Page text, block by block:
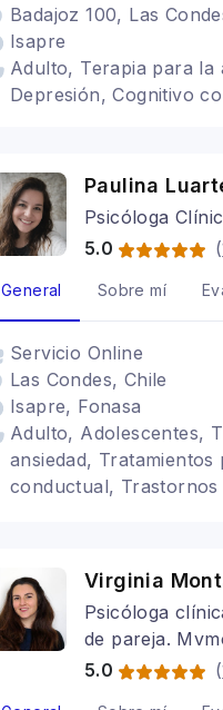
Badajoz 100, Las
Isapre
Adulto, Terapia para la
Depresión, Cognitivo
Paulina
Psicóloga
5.0
(
General Sobre mí
Servicio Online
Las Condes, Chile
Isapre, Fonasa
Adulto, Adolescentes,
ansiedad,
conductual, Trastornos
Virginia
Psicóloga
de pareja.
5.0
(